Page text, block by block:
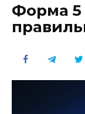
Форма 5